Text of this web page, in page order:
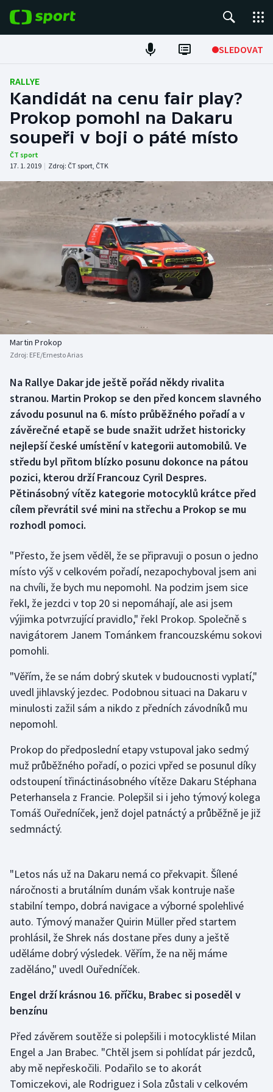
SLEDOVAT
Fotbal
Hokej
Tenis
Atletika
Cyklistika
DALŠÍ SPORTY
Americký fotbal
Baseball a softbal
Biatlon
Box
Curling
Dostihy
Florbal
Futsal
Gymnastika
Házená
Jezdectví
Krasobruslení
Lezení
Lyže a snowboard
Moderní pětiboj
Motorsport
Olympijské hry
Parasport
Plavání
Plážový volejbal
Ragby
Rychlostní kanoistika
Short track
Sportovní střelba
NEPŘEHLÉDNĚTE
Soutěže
Aplikace ČT sport
RALLYE
Kandidát na cenu fair play?
Prokop pomohl na Dakaru
soupeři v boji o páté místo
ČT sport
17. 1. 2019 | Zdroj: ČT sport, ČTK
Martin Prokop
Zdroj: EFE/Ernesto Arias
Na Rallye Dakar jde ještě pořád někdy rivalita
stranou. Martin Prokop se den před koncem slavného
závodu posunul na 6. místo průběžného pořadí a v
závěrečné etapě se bude snažit udržet historicky
nejlepší české umístění v kategorii automobilů. Ve
středu byl přitom blízko posunu dokonce na pátou
pozici, kterou drží Francouz Cyril Despres.
Pětinásobný vítěz kategorie motocyklů krátce před
cílem převrátil své mini na střechu a Prokop se mu
rozhodl pomoci.
"Přesto, že jsem věděl, že se připravuji o posun o jedno
místo výš v celkovém pořadí, nezapochyboval jsem ani
na chvíli, že bych mu nepomohl. Na podzim jsem sice
řekl, že jezdci v top 20 si nepomáhají, ale asi jsem
výjimka potvrzující pravidlo," řekl Prokop. Společně s
navigátorem Janem Tománkem francouzskému sokovi
pomohli.
"Věřím, že se nám dobrý skutek v budoucnosti vyplatí,"
uvedl jihlavský jezdec. Podobnou situaci na Dakaru v
minulosti zažil sám a nikdo z předních závodníků mu
nepomohl.
Prokop do předposlední etapy vstupoval jako sedmý
muž průběžného pořadí, o pozici vpřed se posunul díky
odstoupení třináctinásobného vítěze Dakaru Stéphana
Peterhansela z Francie. Polepšil si i jeho týmový kolega
Tomáš Ouředníček, jenž dojel patnáctý a průběžně je již
sedmnáctý.
"Letos nás už na Dakaru nemá co překvapit. Šílené
náročnosti a brutálním dunám však kontruje naše
stabilní tempo, dobrá navigace a výborné spolehlivé
auto. Týmový manažer Quirin Müller před startem
prohlásil, že Shrek nás dostane přes duny a ještě
uděláme dobrý výsledek. Věřím, že na něj máme
zaděláno," uvedl Ouředníček.
Engel drží krásnou 16. příčku, Brabec si poseděl v
benzínu
Před závěrem soutěže si polepšili i motocyklisté Milan
Engel a Jan Brabec. "Chtěl jsem si pohlídat pár jezdců,
aby mě nepřeskočili. Podařilo se to akorát
Tomiczekovi, ale Rodriguez i Sola zůstali v celkovém